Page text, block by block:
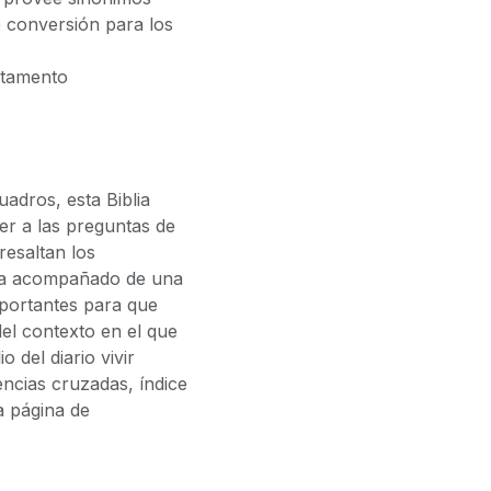
conversión para los
esta Biblia
a las preguntas de
los
acompañado de una
para que
contexto en el que
del diario vivir
cruzadas, índice
página de